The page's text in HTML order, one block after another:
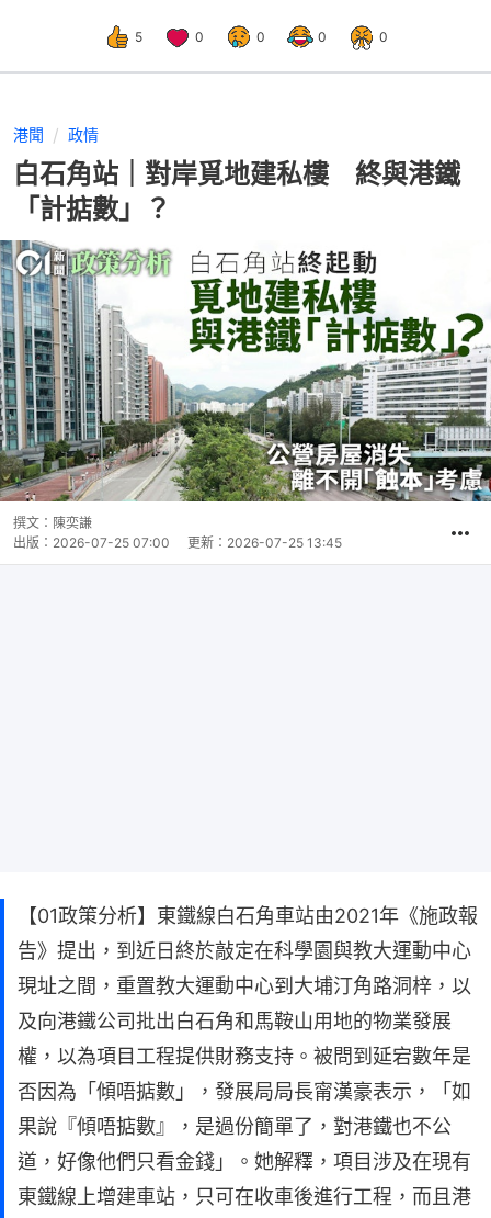
5 0 0 0 0
港聞 政情
白石角站｜對岸覓地建私樓 終與港鐵
「計掂數」？
撰文： 陳奕謙
出版： 2026-07-25 07:00 更新： 2026-07-25 13:45
【01政策分析】東鐵線白石角車站由2021年《施政報
告》提出，到近日終於敲定在科學園與教大運動中心
現址之間，重置教大運動中心到大埔汀角路洞梓，以
及向港鐵公司批出白石角和馬鞍山用地的物業發展
權，以為項目工程提供財務支持。被問到延宕數年是
否因為「傾唔掂數」，發展局局長甯漢豪表示，「如
果說『傾唔掂數』，是過份簡單了，對港鐵也不公
道，好像他們只看金錢」。她解釋，項目涉及在現有
東鐵線上增建車站，只可在收車後進行工程，而且港